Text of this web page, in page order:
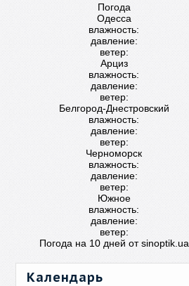
Погода
Одесса
влажность:
давление:
ветер:
Арциз
влажность:
давление:
ветер:
Белгород-Днестровский
влажность:
давление:
ветер:
Черноморск
влажность:
давление:
ветер:
Южное
влажность:
давление:
ветер:
Погода на 10 дней отsinoptik.ua
Календарь